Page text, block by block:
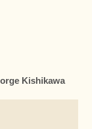
Kishikawa